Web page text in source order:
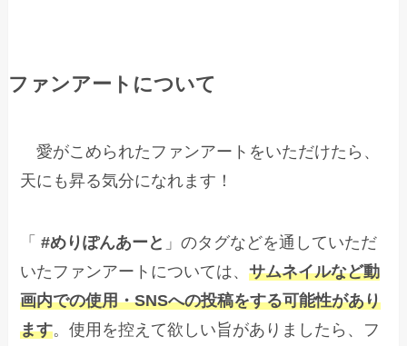
ファンアートについて
愛がこめられたファンアートをいただけたら、
天にも昇る気分になれます！
「 #めりぽんあーと 」のタグなどを通していただ
いたファンアートについては、サムネイルなど動
画内での使用・SNSへの投稿をする可能性があり
ます。使用を控えて欲しい旨がありましたら、フ